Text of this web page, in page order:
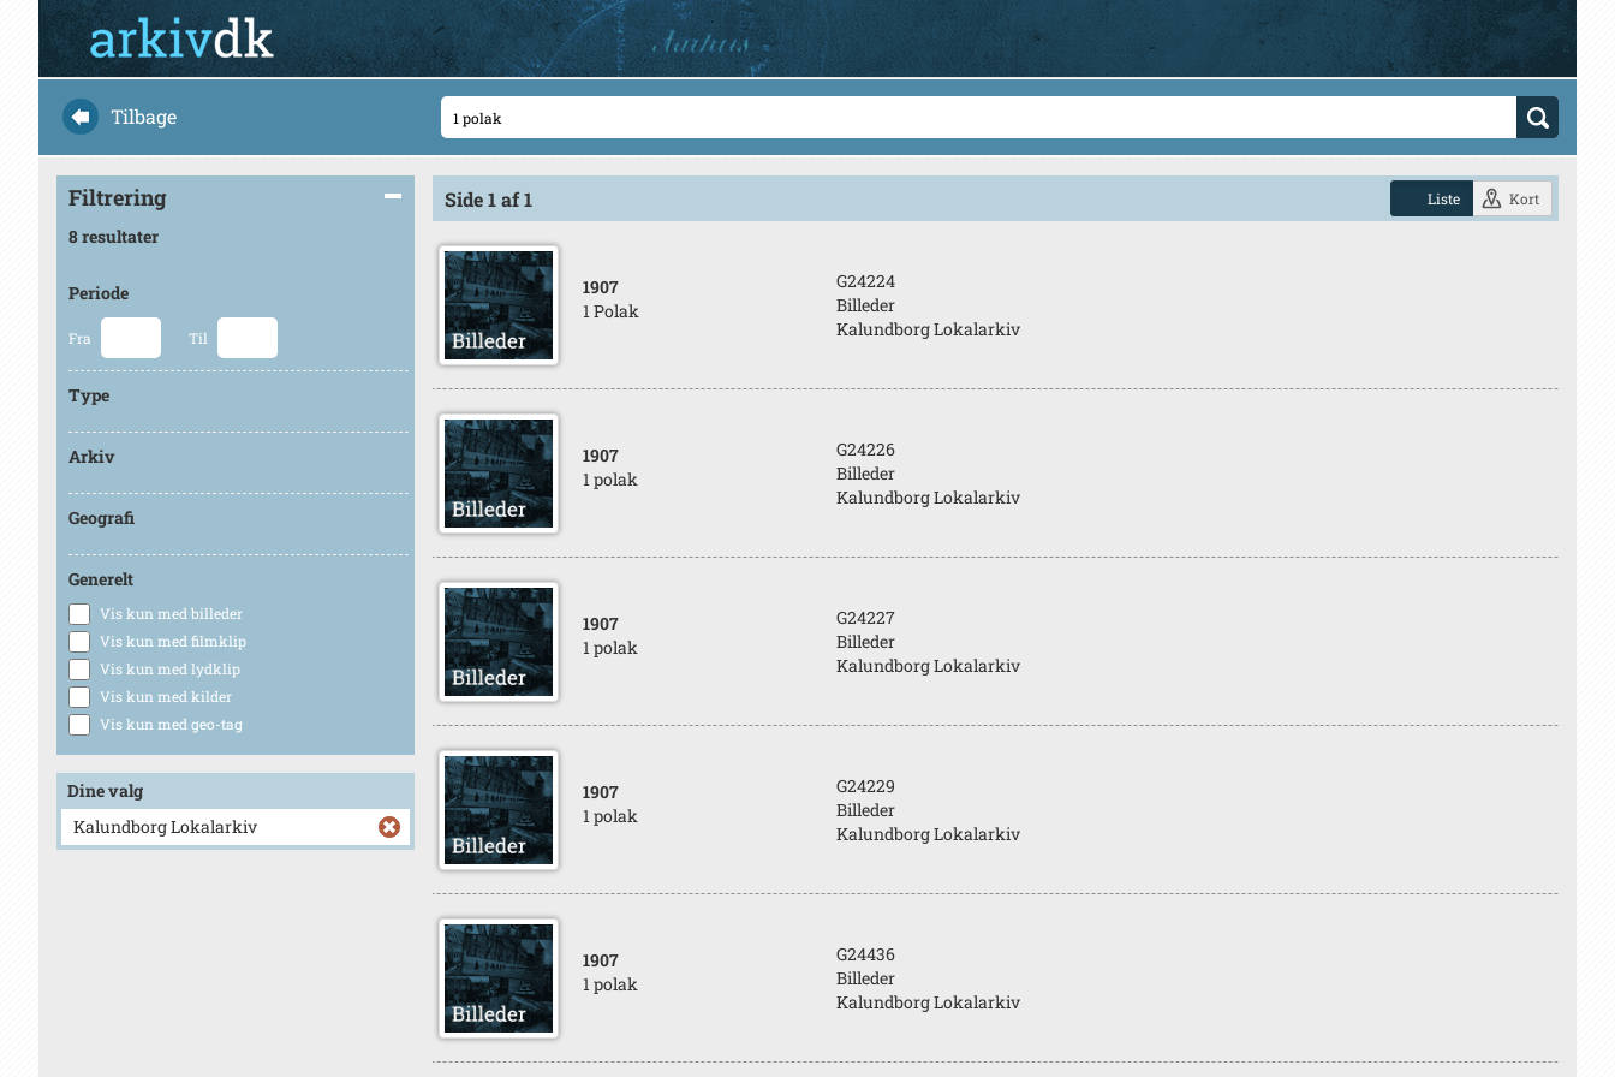
Tilbage
Filtrering
8 resultater
Periode
Fra Til
Type
Arkiv
Geografi
Generelt
Vis kun med billeder
Vis kun med filmklip
Vis kun med lydklip
Vis kun med kilder
Vis kun med geo-tag
Dine valg
Kalundborg Lokalarkiv
Side 1 af 1 Liste Kort
1907
1 Polak
G24224
Billeder
Kalundborg Lokalarkiv
1907
1 polak
G24226
Billeder
Kalundborg Lokalarkiv
1907
1 polak
G24227
Billeder
Kalundborg Lokalarkiv
1907
1 polak
G24229
Billeder
Kalundborg Lokalarkiv
1907
1 polak
G24436
Billeder
Kalundborg Lokalarkiv